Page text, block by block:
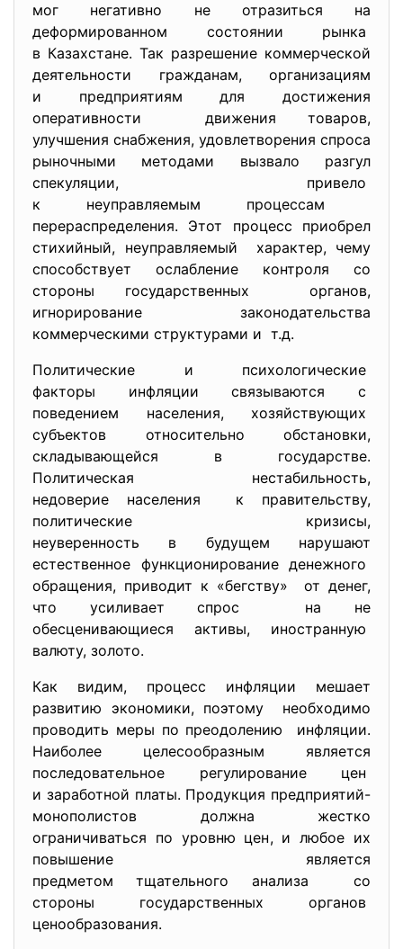
мог негативно не отразиться на
деформированном состоянии рынка
в Казахстане. Так разрешение коммерческой
деятельности гражданам, организациям
и предприятиям для достижения
оперативности движения товаров,
улучшения снабжения, удовлетворения спроса
рыночными методами вызвало разгул
спекуляции, привело
к неуправляемым процессам
перераспределения. Этот процесс приобрел
стихийный, неуправляемый характер, чему
способствует ослабление контроля со
стороны государственных органов,
игнорирование законодательства
коммерческими структурами и т.д.
Политические и психологические
факторы инфляции связываются с
поведением населения, хозяйствующих
субъектов относительно обстановки,
складывающейся в государстве.
Политическая нестабильность,
недоверие населения к правительству,
политические кризисы,
неуверенность в будущем нарушают
естественное функционирование денежного
обращения, приводит к «бегству» от денег,
что усиливает спрос на не
обесценивающиеся активы, иностранную
валюту, золото.
Как видим, процесс инфляции мешает
развитию экономики, поэтому необходимо
проводить меры по преодолению инфляции.
Наиболее целесообразным является
последовательное регулирование цен
и заработной платы. Продукция предприятий-
монополистов должна жестко
ограничиваться по уровню цен, и любое их
повышение является
предметом тщательного анализа со
стороны государственных органов
ценообразования.